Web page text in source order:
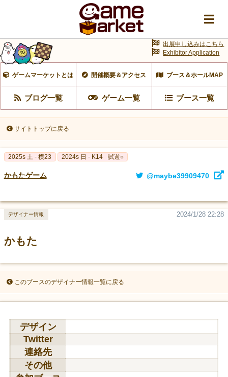
ゲームマーケットとは 開催概要＆アクセス ブース＆ホールMAP
ブログ一覧 ゲーム一覧 ブース一覧
出展申し込みはこちら
Exhibitor Application
サイトトップに戻る
2025s 土 - 横23 2024s 日 - K14 試遊○
かもたゲーム @maybe39909470
かもた
2024/1/28 22:28
デザイナー情報
このブースのデザイナー情報一覧に戻る
デザイン
Twitter
連絡先
その他